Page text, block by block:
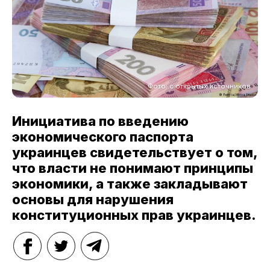
Фото: с открытых источников
Инициатива по введению
экономического паспорта
украинцев свидетельствует о том,
что власти не понимают принципы
экономики, а также закладывают
основы для нарушения
конституционных прав украинцев.